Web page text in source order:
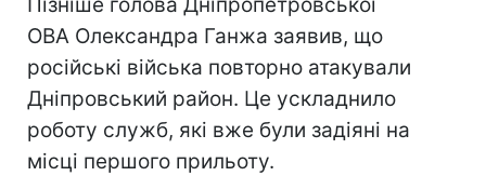
Пізніше голова Дніпропетровської
ОВА Олександра Ганжа заявив, що
російські війська повторно атакували
Дніпровський район. Це ускладнило
роботу служб, які вже були задіяні на
місці першого прильоту.